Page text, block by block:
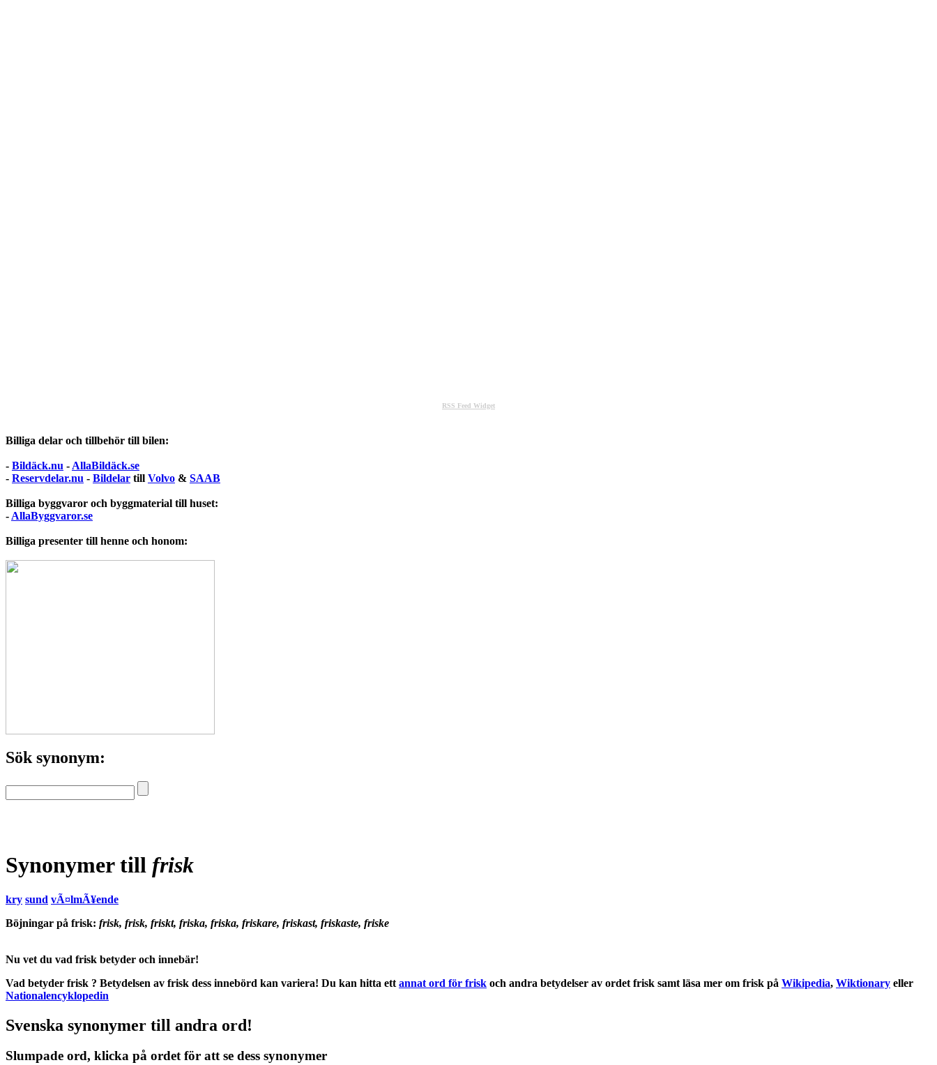
RSS Feed Widget
Billiga delar och tillbehör till bilen:
- Bildäck.nu - AllaBildäck.se
- Reservdelar.nu - Bildelar till Volvo & SAAB
Billiga byggvaror och byggmaterial till huset:
- AllaByggvaror.se
Billiga presenter till henne och honom:
Sök synonym:
Synonymer till frisk
kry sund vÃ¤lmÃ¥ende
Böjningar på frisk: frisk, frisk, friskt, friska, friska, friskare, friskast, friskaste, friske
Nu vet du vad frisk betyder och innebär!
Vad betyder frisk ? Betydelsen av frisk dess innebörd kan variera! Du kan hitta ett annat ord för frisk och andra betydelser av ordet frisk samt läsa mer om frisk på Wikipedia, Wiktionary eller
Nationalencyklopedin
Svenska synonymer till andra ord!
Slumpade ord, klicka på ordet för att se dess synonymer